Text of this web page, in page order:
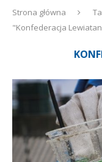
Strona główna
"Konfederacja